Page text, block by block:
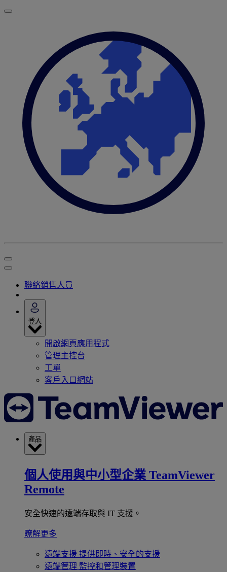
聯絡銷售人員
登入
開啟網頁應用程式
管理主控台
工單
客戶入口網站
產品
個人使用與中小型企業 TeamViewer
Remote
安全快速的遠端存取與 IT 支援。
瞭解更多
遠端支援 提供即時、安全的支援
遠端管理 監控和管理裝置